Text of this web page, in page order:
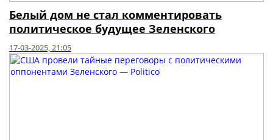
Белый дом не стал комментировать
политическое будущее Зеленского
17-03-2025, 21:05